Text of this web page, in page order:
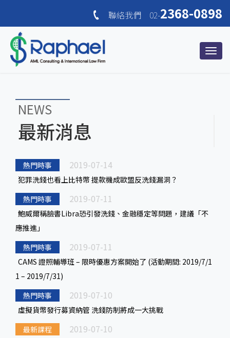
聯絡我們 02-2368-0898
NEWS
最新消息
熱門時事 2019-07-14
犯罪洗錢也看上比特幣 提款機成歐盟反洗錢漏洞？
熱門時事
2019-07-11
鮑威爾稱臉書Libra恐引發洗錢、金融穩定等問題，建議「不
應推進」
熱門時事
2019-07-11
CAMS 證照輔導班 – 限時優惠方案開始了 (活動期間: 2019/7/1
1 – 2019/7/31)
熱門時事
2019-07-10
虛擬貨幣發行募資納管 洗錢防制將成一大挑戰
最新課程
2019-07-10